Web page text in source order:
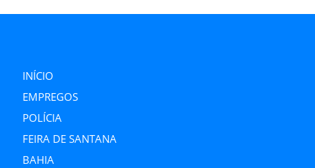
INÍCIO
EMPREGOS
POLÍCIA
FEIRA DE SANTANA
BAHIA